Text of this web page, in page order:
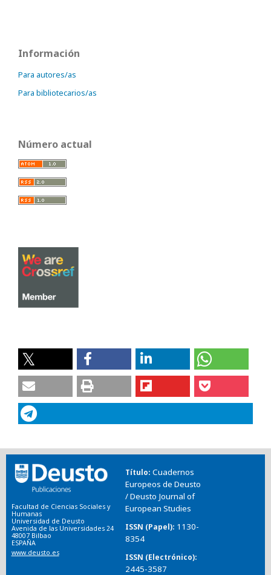
Información
Para autores/as
Para bibliotecarios/as
Número actual
Facultad de Ciencias Sociales y
Humanas
Universidad de Deusto
Avenida de las Universidades 24
48007 Bilbao
ESPAÑA
www.deusto.es
Título Cuadernos
Europeos de Deusto
/ Deusto Journal of
European Studies
ISSN (Papel) 1130-
8354
ISSN (Electrónico)
2445-3587